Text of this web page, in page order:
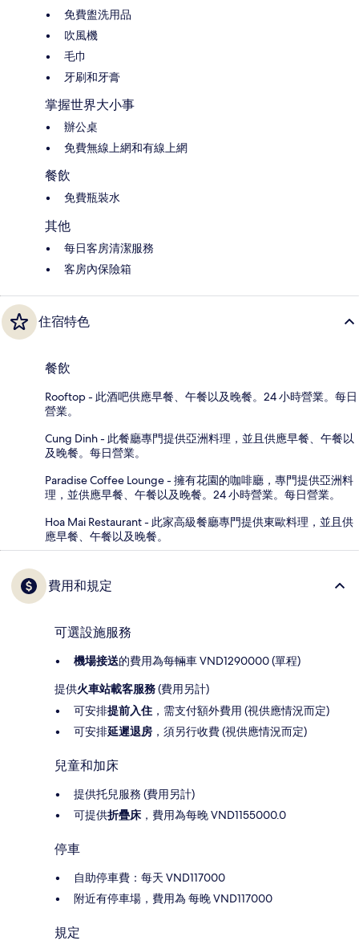
免費盥洗用品
吹風機
毛巾
牙刷和牙膏
掌握世界大小事
辦公桌
免費無線上網和有線上網
餐飲
免費瓶裝水
其他
每日客房清潔服務
客房內保險箱
住宿特色
餐飲
Rooftop - 此酒吧供應早餐、午餐以及晚餐。24 小時營業。每日
營業。
Cung Dinh - 此餐廳專門提供亞洲料理，並且供應早餐、午餐以
及晚餐。每日營業。
Paradise Coffee Lounge - 擁有花園的咖啡廳，專門提供亞洲料
理，並供應早餐、午餐以及晚餐。24 小時營業。每日營業。
Hoa Mai Restaurant - 此家高級餐廳專門提供東歐料理，並且供
應早餐、午餐以及晚餐。
費用和規定
可選設施服務
機場接送的費用為每輛車 VND1290000 (單程)
提供火車站載客服務(費用另計)
可安排提前入住 ，需支付額外費用 (視供應情況而定)
可安排延遲退房 ，須另行收費 (視供應情況而定)
兒童和加床
提供托兒服務 (費用另計)
可提供折疊床 ，費用為每晚 VND1155000.0
停車
自助停車費：每天 VND117000
附近有停車場，費用為 每晚 VND117000
規定